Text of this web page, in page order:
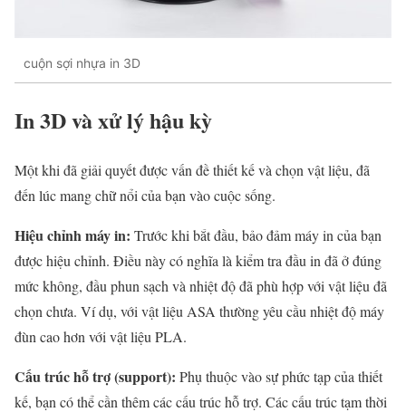
cuộn sợi nhựa in 3D
In 3D và xử lý hậu kỳ
Một khi đã giải quyết được vấn đề thiết kế và chọn vật liệu, đã
đến lúc mang chữ nổi của bạn vào cuộc sống.
Hiệu chỉnh máy in: Trước khi bắt đầu, bảo đảm máy in của bạn
được hiệu chỉnh. Điều này có nghĩa là kiểm tra đầu in đã ở đúng
mức không, đầu phun sạch và nhiệt độ đã phù hợp với vật liệu đã
chọn chưa. Ví dụ, với vật liệu ASA thường yêu cầu nhiệt độ máy
đùn cao hơn với vật liệu PLA.
Cấu trúc hỗ trợ (support): Phụ thuộc vào sự phức tạp của thiết
kế, bạn có thể cần thêm các cấu trúc hỗ trợ. Các cấu trúc tạm thời